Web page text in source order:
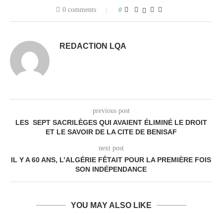
0 comments 0
REDACTION LQA
previous post
LES SEPT SACRILÈGES QUI AVAIENT ÉLIMINÉ LE DROIT
ET LE SAVOIR DE LA CITE DE BENISAF
next post
IL Y A 60 ANS, L’ALGÉRIE FÊTAIT POUR LA PREMIÈRE FOIS
SON INDÉPENDANCE
YOU MAY ALSO LIKE